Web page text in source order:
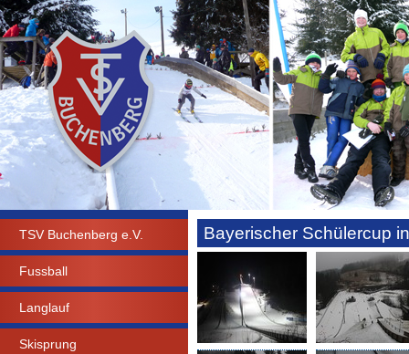
TSV Buchenberg e.V.
Fussball
Langlauf
Skisprung
Bayerischer Schülercup